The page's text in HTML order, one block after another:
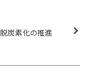
脱炭素化の推進